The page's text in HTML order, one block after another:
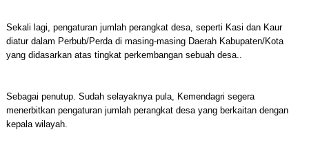
Sekali lagi, pengaturan jumlah perangkat desa, seperti Kasi dan Kaur
diatur dalam Perbub/Perda di masing-masing Daerah Kabupaten/Kota
yang didasarkan atas tingkat perkembangan sebuah desa..
Sebagai penutup. Sudah selayaknya pula, Kemendagri segera
menerbitkan pengaturan jumlah perangkat desa yang berkaitan dengan
kepala wilayah.